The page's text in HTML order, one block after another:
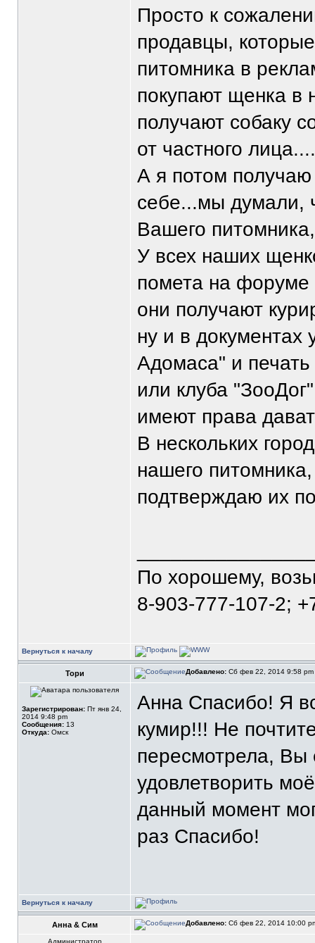
Просто к
продавцы,
питомника в
покупают щенка в
получают собаку
от частного лица....
А я потом получаю
себе...мы думали,
Вашего
У всех наших
помета на
они получают
ну и в документах
Адомаса" и
или клуба
имеют права
В нескольких
нашего
подтверждаю их
По хорошему,
8-903-777-107-2;
Вернуться к началу
Тори Добавлено: Сб фев 22, 2014 9:58 pm
Зарегистрирован: Пт янв 24,
2014 9:48 pm
Сообщения: 13
Откуда: Омск
Анна Спасибо! Я
кумир!!! Не
пересмотрела, Вы
удовлетворить
данный момент
раз Спасибо!
Вернуться к началу
Анна & Сим Добавлено: Сб фев 22, 2014 10:00
Администратор